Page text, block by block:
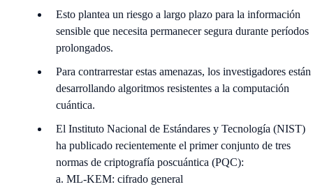
Esto plantea un riesgo a largo plazo para la información
sensible que necesita permanecer segura durante períodos
prolongados.
Para contrarrestar estas amenazas, los investigadores están
desarrollando algoritmos resistentes a la computación
cuántica.
El Instituto Nacional de Estándares y Tecnología (NIST)
ha publicado recientemente el primer conjunto de tres
normas de criptografía poscuántica (PQC):
a. ML-KEM: cifrado general